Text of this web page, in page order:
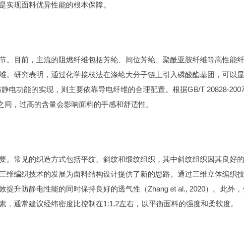
实现面料优异性能的根本保障。
。目前，主流的阻燃纤维包括芳纶、间位芳纶、聚酰亚胺纤维等高性能纤
。研究表明，通过化学接枝法在涤纶大分子链上引入磷酸酯基团，可以
电功能的实现，则主要依靠导电纤维的合理配置。根据GB/T 20828-
，过高的含量会影响面料的手感和舒适性。
。常见的织造方式包括平纹、斜纹和缎纹组织，其中斜纹组织因其良好
维编织技术的发展为面料结构设计提供了新的思路。通过三维立体编织技
提升防静电性能的同时保持良好的透气性（Zhang et al., 2020）。此外，
通常建议经纬密度比控制在1:1.2左右，以平衡面料的强度和柔软度。